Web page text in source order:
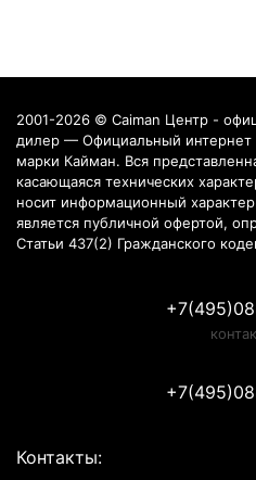
2001-2026 © Caiman Центр -
дилер — Официальный интернет
марки Кайман. Вся
касающаяся технических
носит информационный
является публичной офертой,
Статьи 437(2) Гражданского
Контакты: